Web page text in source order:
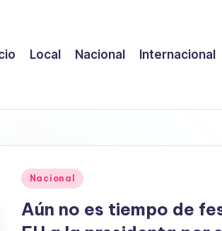
Local Nacional Internacional
Publicado
Nacional
Aún no es tiempo de